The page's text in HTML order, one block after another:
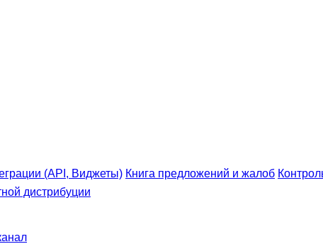
(API, Виджеты) Книга предложений и жалоб
дистрибуции